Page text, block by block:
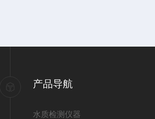
产品导航
水质检测仪器